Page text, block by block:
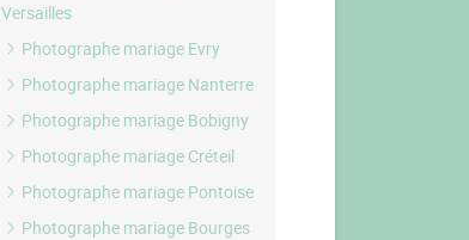
Versailles
Photographe mariage Evry
Photographe mariage Nanterre
Photographe mariage Bobigny
Photographe mariage Créteil
Photographe mariage Pontoise
Photographe mariage Bourges